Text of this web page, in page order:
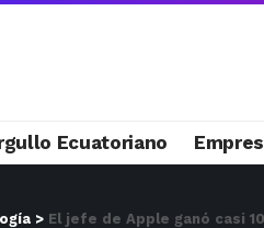
Ecuatoriano
> El jefe de Apple ganó casi